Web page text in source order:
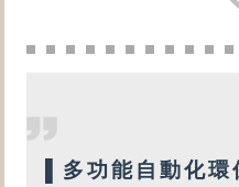
多功能自動化環